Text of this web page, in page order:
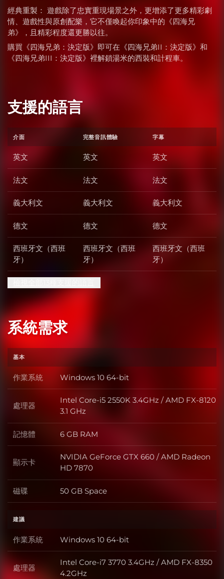
經典重製： 遊戲除了忠實重現場景之外，更增添了更多精彩劇
情、遊戲性與原創配樂，它不僅喚起你印象中的《四海兄
弟》，且精彩程度還更勝以往。
購買《四海兄弟：決定版》即可在《四海兄弟II：決定版》和
《四海兄弟III：決定版》裡解鎖湯米的西裝和計程車。
支援的語言
介面 完整音訊體驗 字幕
英文 英文 英文
法文 法文 法文
義大利文 義大利文 義大利文
德文 德文 德文
西班牙文（西班
牙）
西班牙文（西班
牙）
西班牙文（西班
牙）
系統需求
基本
作業系統 作業系統
Windows 10 64-bit
處理器 處理器
Intel Core-i5 2550K 3.4GHz / AMD FX-8120
3.1 GHz
記憶體 記憶體
6 GB RAM
顯示卡 顯示卡
NVIDIA GeForce GTX 660 / AMD Radeon
HD 7870
磁碟 磁碟
50 GB Space
建議
作業系統 作業系統
Windows 10 64-bit
處理器 處理器
Intel Core-i7 3770 3.4GHz / AMD FX-8350
4.2GHz